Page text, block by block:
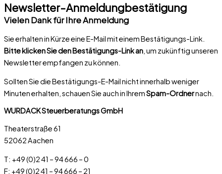
Newsletter-Anmeldungbestätigung
Vielen Dank für Ihre Anmeldung
Sie erhalten in Kürze eine E-Mail mit einem Bestätigungs-Link.
Bitte klicken Sie den Bestätigungs-Link an, um zukünftig unseren
Newsletter empfangen zu können.
Sollten Sie die Bestätigungs-E-Mail nicht innerhalb weniger
Minuten erhalten, schauen Sie auch in IhremSpam-Ordnernach.
WURDACK Steuerberatungs GmbH
Theaterstraße 61
52062 Aachen
T: +49 (0)2 41 – 94 666 – 0
F: +49 (0)2 41 – 94 666 – 21